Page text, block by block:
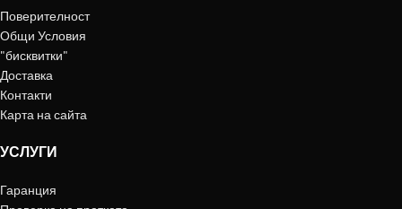
Поверителност
Общи Условия
"бисквитки"
Доставка
Контакти
Карта на сайта
УСЛУГИ
Гаранция